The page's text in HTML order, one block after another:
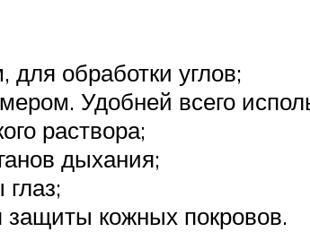
обработки углов;
Удобней всего
раствора;
дыхания;
защиты кожных покровов.